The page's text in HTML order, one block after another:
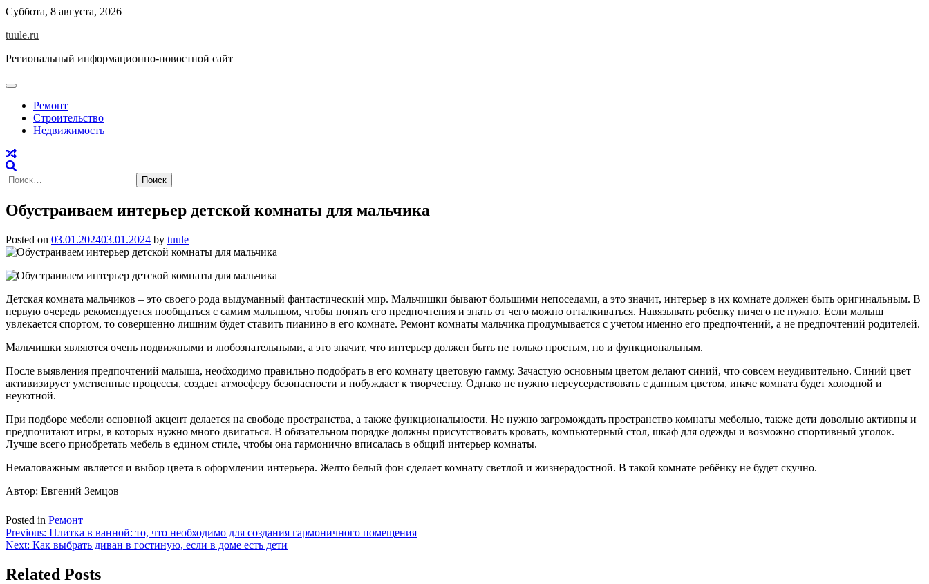
Skip
content
Суббота, 8 августа, 2026
tuule.ru
Региональный информационно-новостной сайт
Ремонт
Строительство
Недвижимость
Найти:
Обустраиваем интерьер детской комнаты для мальчика
Posted on 03.01.202403.01.2024 by tuule
Детская комната мальчиков – это своего рода выдуманный фантастический мир. Мальчишки бывают большими непоседами, а это значит, интерьер в их комнате должен быть оригинальным. В
первую очередь рекомендуется пообщаться с самим малышом, чтобы понять его предпочтения и знать от чего можно отталкиваться. Навязывать ребенку ничего не нужно. Если малыш
увлекается спортом, то совершенно лишним будет ставить пианино в его комнате. Ремонт комнаты мальчика продумывается с учетом именно его предпочтений, а не предпочтений родителей.
Мальчишки являются очень подвижными и любознательными, а это значит, что интерьер должен быть не только простым, но и функциональным.
После выявления предпочтений малыша, необходимо правильно подобрать в его комнату цветовую гамму. Зачастую основным цветом делают синий, что совсем неудивительно. Синий цвет
активизирует умственные процессы, создает атмосферу безопасности и побуждает к творчеству. Однако не нужно переусердствовать с данным цветом, иначе комната будет холодной и
неуютной.
При подборе мебели основной акцент делается на свободе пространства, а также функциональности. Не нужно загромождать пространство комнаты мебелью, также дети довольно активны и
предпочитают игры, в которых нужно много двигаться. В обязательном порядке должны присутствовать кровать, компьютерный стол, шкаф для одежды и возможно спортивный уголок.
Лучше всего приобретать мебель в едином стиле, чтобы она гармонично вписалась в общий интерьер комнаты.
Немаловажным является и выбор цвета в оформлении интерьера. Желто белый фон сделает комнату светлой и жизнерадостной. В такой комнате ребёнку не будет скучно.
Автор: Евгений Земцов
Posted in Ремонт
Навигация
по
записям
Previous: Плитка в ванной: то, что необходимо для создания гармоничного помещения
Next: Как выбрать диван в гостиную, если в доме есть дети
Related Posts